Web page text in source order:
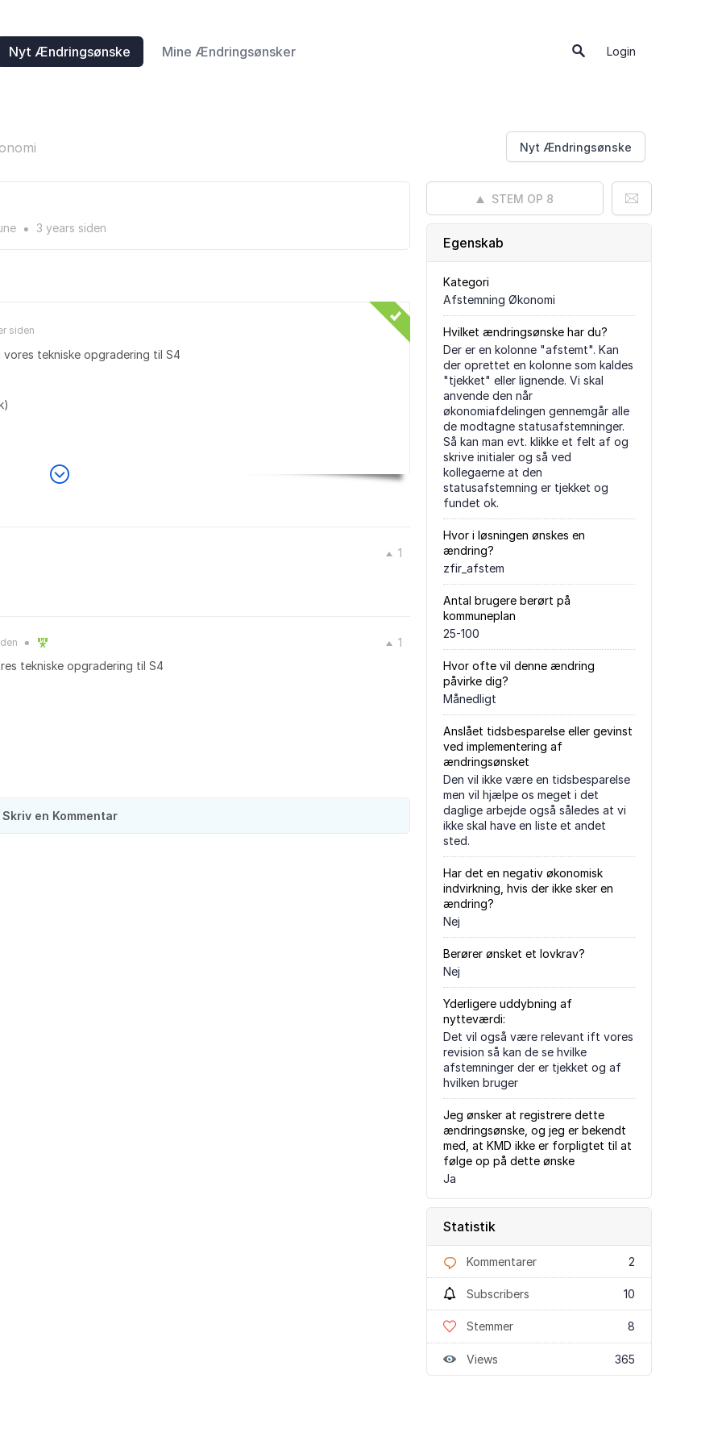
Nyt Ændringsønske Mine Ændringsønsker Login
Nyt Ændringsønske
STEM OP 8
Egenskab
Kategori
Afstemning Økonomi
Hvilket ændringsønske har du?
Der er en kolonne "afstemt". Kan
der oprettet en kolonne som kaldes
"tjekket" eller lignende. Vi skal
anvende den når
økonomiafdelingen gennemgår alle
de modtagne statusafstemninger.
Så kan man evt. klikke et felt af og
skrive initialer og så ved
kollegaerne at den
statusafstemning er tjekket og
fundet ok.
Hvor i løsningen ønskes en
ændring?
zfir_afstem
Antal brugere berørt på
kommuneplan
25-100
Hvor ofte vil denne ændring
påvirke dig?
Månedligt
Anslået tidsbesparelse eller gevinst
ved implementering af
ændringsønsket
Den vil ikke være en tidsbesparelse
men vil hjælpe os meget i det
daglige arbejde også således at vi
ikke skal have en liste et andet
sted.
Har det en negativ økonomisk
indvirkning, hvis der ikke sker en
ændring?
Nej
Berører ønsket et lovkrav?
Nej
Yderligere uddybning af
nytteværdi:
Det vil også være relevant ift vores
revision så kan de se hvilke
afstemninger der er tjekket og af
hvilken bruger
Jeg ønsker at registrere dette
ændringsønske, og jeg er bekendt
med, at KMD ikke er forpligtet til at
følge op på dette ønske
Ja
Statistik
Kommentarer 2
Subscribers 10
Stemmer 8
Views 365
● 3 years siden
siden
tekniske opgradering til S4
1
1
●
tekniske opgradering til S4
Skriv en Kommentar